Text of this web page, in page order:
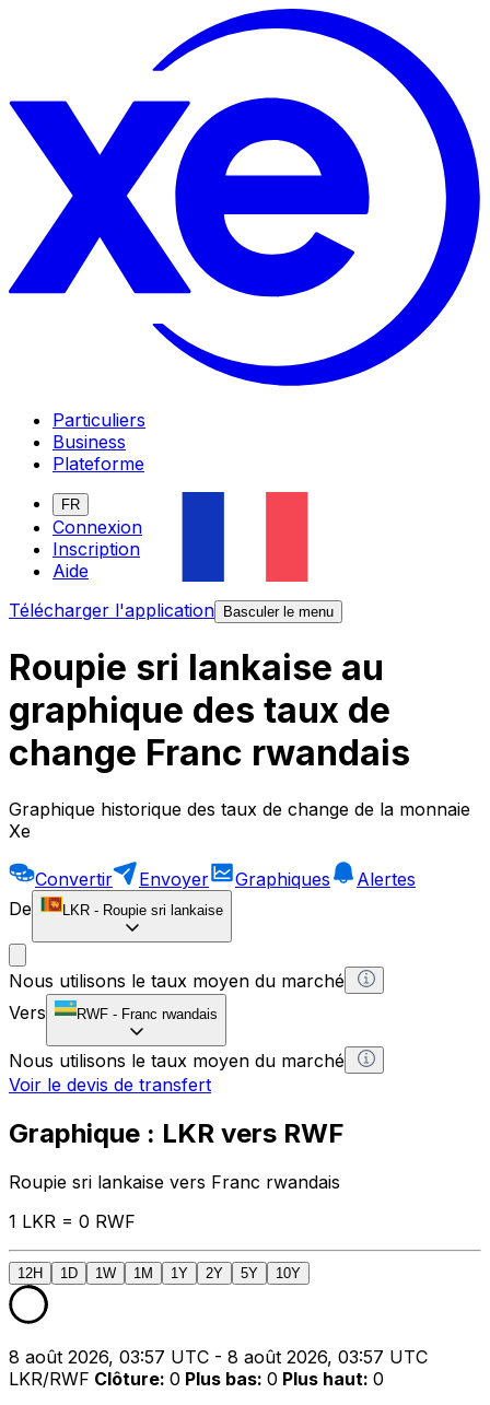
Particuliers
Business
Plateforme
FR
Connexion
Inscription
Aide
Télécharger l'application
Basculer le menu
Roupie sri lankaise au
graphique des taux de
change Franc rwandais
Graphique historique des taux de change de la monnaie
Xe
Convertir Envoyer Graphiques
Alertes
De
LKR - Roupie sri lankaise
Nous utilisons le taux moyen du marché
Vers
RWF - Franc rwandais
Nous utilisons le taux moyen du marché
Voir le devis de transfert
Graphique : LKR vers RWF
Roupie sri lankaise vers Franc rwandais
1 LKR = 0 RWF
12H 1D 1W 1M 1Y 2Y 5Y 10Y
8 août 2026, 03:57 UTC - 8 août 2026, 03:57 UTC
LKR/RWF Clôture: 0 Plus bas: 0 Plus haut: 0